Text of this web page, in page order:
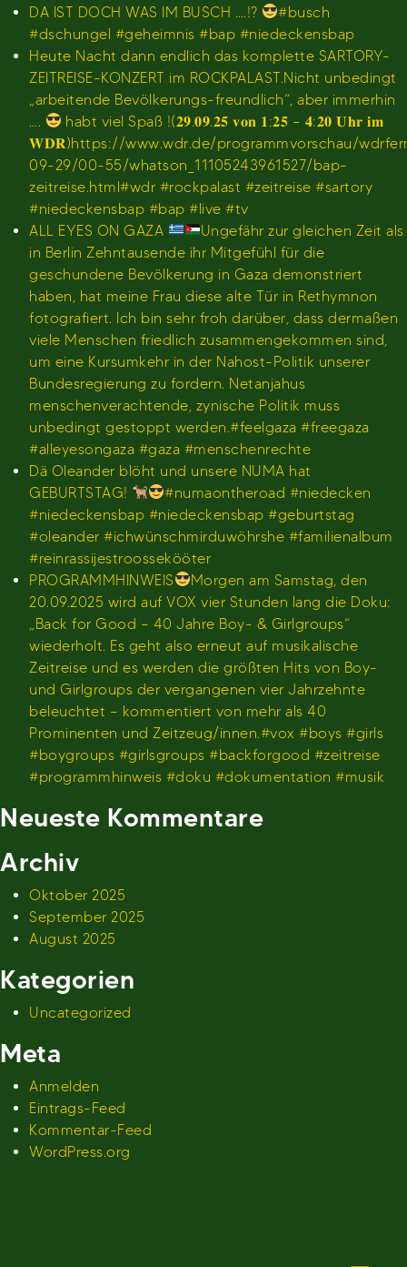
DA IST DOCH WAS IM BUSCH ….!?
#busch
#dschungel #geheimnis #bap #niedeckensbap
Heute Nacht dann endlich das komplette SARTORY-
ZEITREISE-KONZERT im ROCKPALAST.Nicht unbedingt
„arbeitende Bevölkerungs-freundlich“, aber immerhin
….
habt viel Spaß !(𝟐𝟗.𝟎𝟗.𝟐𝟓 𝐯𝐨𝐧 𝟏:𝟐𝟓 – 𝟒:𝟐𝟎 𝐔𝐡𝐫 𝐢𝐦
𝐖𝐃𝐑)https://www.wdr.de/programmvorschau/
09-29/00-55/whatson_11105243961527/bap-
zeitreise.html#wdr #rockpalast #zeitreise #sartory
#niedeckensbap #bap #live #tv
ALL EYES ON GAZA
Ungefähr zur gleichen Zeit als
in Berlin Zehntausende ihr Mitgefühl für die
geschundene Bevölkerung in Gaza demonstriert
haben, hat meine Frau diese alte Tür in Rethymnon
fotografiert. Ich bin sehr froh darüber, dass dermaßen
viele Menschen friedlich zusammengekommen sind,
um eine Kursumkehr in der Nahost-Politik unserer
Bundesregierung zu fordern. Netanjahus
menschenverachtende, zynische Politik muss
unbedingt gestoppt werden.#feelgaza #freegaza
#alleyesongaza #gaza #menschenrechte
Dä Oleander blöht und unsere NUMA hat
GEBURTSTAG!
#numaontheroad #niedecken
#niedeckensbap #niedeckensbap #geburtstag
#oleander #ichwünschmirduwöhrshe #familienalbum
#reinrassijestroossekööter
PROGRAMMHINWEIS
Morgen am Samstag, den
20.09.2025 wird auf VOX vier Stunden lang die Doku:
„Back for Good – 40 Jahre Boy- & Girlgroups“
wiederholt. Es geht also erneut auf musikalische
Zeitreise und es werden die größten Hits von Boy-
und Girlgroups der vergangenen vier Jahrzehnte
beleuchtet – kommentiert von mehr als 40
Prominenten und Zeitzeug/innen.#vox #boys #girls
#boygroups #girlsgroups #backforgood #zeitreise
#programmhinweis #doku #dokumentation #musik
Neueste Kommentare
Archiv
Oktober 2025
September 2025
August 2025
Kategorien
Uncategorized
Meta
Anmelden
Eintrags-Feed
Kommentar-Feed
WordPress.org